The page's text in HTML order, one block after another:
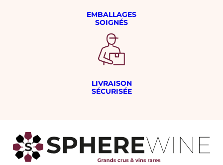
EMBALLAGES
SOIGNÉS
LIVRAISON
SÉCURISÉE